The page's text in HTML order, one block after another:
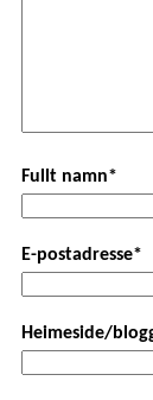
Fullt namn*
E-postadresse*
Heimeside/